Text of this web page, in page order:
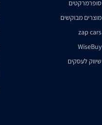
סופרמרקטים
מוצרים מבוקשים
zap cars
WiseBuy
שיווק לעסקים